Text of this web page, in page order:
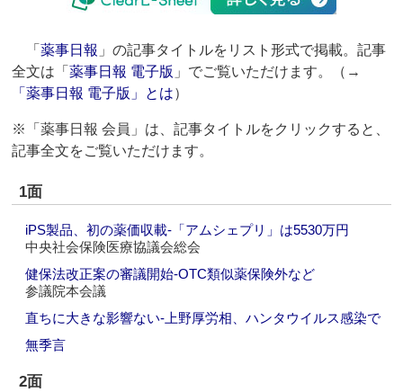
「薬事日報 」の記事タイトルをリスト形式で掲載。記事
全文は「薬事日報 電子版 」でご覧いただけます。（→
「薬事日報 電子版」とは）
※「薬事日報 会員」は、記事タイトルをクリックすると、
記事全文をご覧いただけます。
1面
iPS製品、初の薬価収載‐「アムシェプリ」は5530万円
中央社会保険医療協議会総会
健保法改正案の審議開始‐OTC類似薬保険外など
参議院本会議
直ちに大きな影響ない‐上野厚労相、ハンタウイルス感染で
無季言
2面